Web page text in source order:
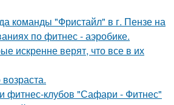
команды "Фристайл" в г. Пензе на
по фитнес - аэробике.
искренне верят, что все в их
фитнес-клубов "Сафари - Фитнес"